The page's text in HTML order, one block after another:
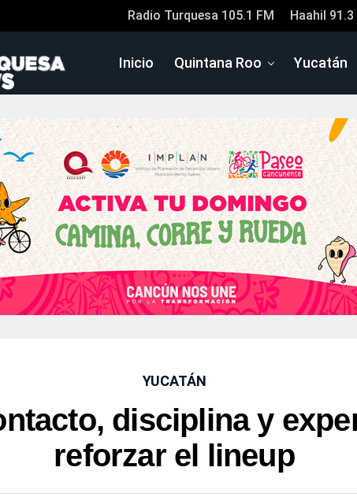
Radio Turquesa 105.1 FM Haahil 91.3
Inicio Quintana Roo Yucatán
YUCATÁN
disciplina y
reforzar el lineup